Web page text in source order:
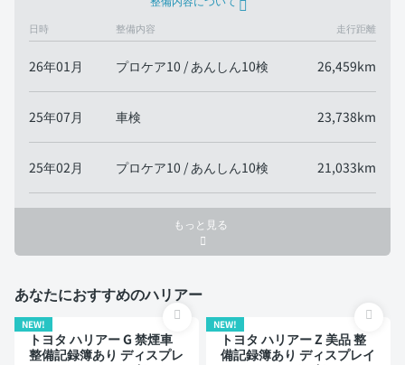
日時 整備内容 走行距離
26年01月 プロケア10 / あんしん10検 26,459km
25年07月 車検 23,738km
25年02月 プロケア10 / あんしん10検 21,033km
もっと見る
あなたにおすすめのハリアー
NEW!
トヨタ ハリアー G 禁煙車
整備記録簿あり ディスプレ
NEW!
トヨタ ハリアー Z 美品 整
備記録簿あり ディスプレイ